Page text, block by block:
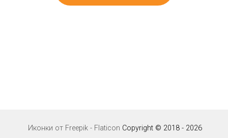
Иконки от Freepik - Flaticon Copyright © 2018 - 2026